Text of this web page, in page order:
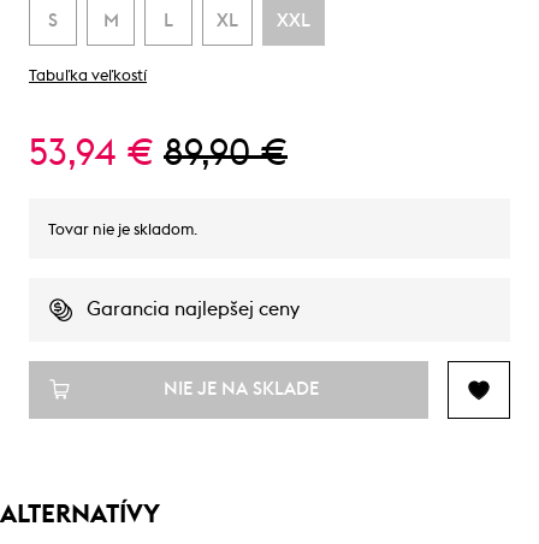
S M L XL XXL
Tabuľka veľkostí
53,94 € 89,90 €
Tovar nie je skladom.
Garancia najlepšej ceny
NIE JE NA SKLADE
ALTERNATÍVY